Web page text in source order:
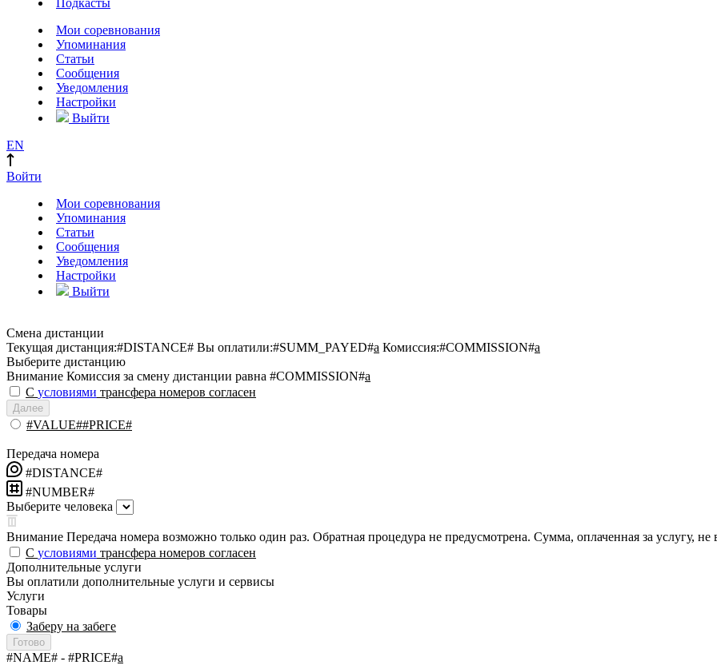
Мои соревнования
Упоминания
Статьи
Сообщения
Уведомления
Настройки
Выйти
EN
Войти
Мои соревнования
Упоминания
Статьи
Сообщения
Уведомления
Настройки
Выйти
Смена дистанции
Текущая дистанция:#DISTANCE# Вы оплатили:#SUMM_PAYED#a Комиссия:#COMMISSION#a
Выберите дистанцию
Внимание Комиссия за смену дистанции равна #COMMISSION#a
С условиями трансфера номеров согласен
Далее
#VALUE##PRICE#
Передача номера
#DISTANCE#
#NUMBER#
Выберите человека
Внимание Передача номера возможно только один раз. Обратная процедура не предусмотрена. Сумма, оплаченная за услугу, не
С условиями трансфера номеров согласен
Дополнительные услуги
Вы оплатили дополнительные услуги и сервисы
Услуги
Товары
Заберу на забеге
Готово
#NAME# - #PRICE#a